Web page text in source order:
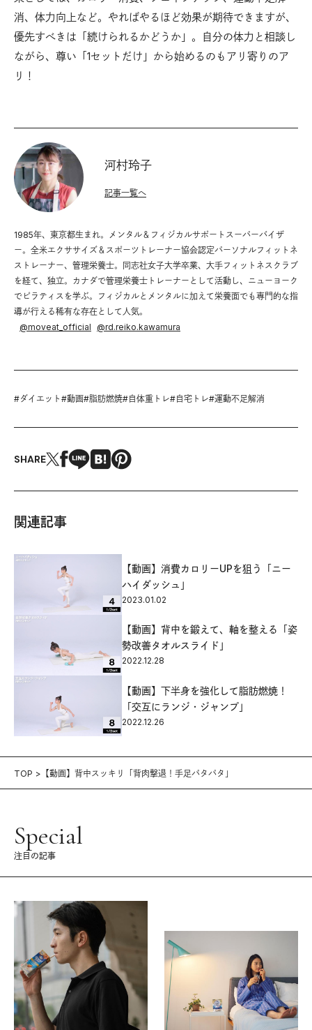
消、体力向上など。やればやるほど効果が期待できますが、
優先すべきは「続けられるかどうか」。自分の体力と相談し
ながら、尊い「1セットだけ」から始めるのもアリ寄りのア
リ！
河村玲子
1985年、東京都生まれ。メンタル＆フィジカルサポートスーパーバイザ
ー。全米エクササイズ＆スポーツトレーナー協会認定パーソナルフィットネ
ストレーナー、管理栄養士。同志社女子大学卒業、大手フィットネスクラブ
を経て、独立。カナダで管理栄養士トレーナーとして活動し、ニューヨーク
でピラティスを学ぶ。フィジカルとメンタルに加えて栄養面でも専門的な指
導が行える稀有な存在として人気。
@moveat_official @rd.reiko.kawamura
記事一覧へ
#ダイエット #動画#脂肪燃焼#自体重トレ#自宅トレ#運動不足解消
SHARE
関連記事
【動画】消費カロリーUPを狙う「ニー
ハイダッシュ」
2023.01.02
【動画】背中を鍛えて、軸を整える「姿
勢改善タオルスライド」
2022.12.28
【動画】下半身を強化して脂肪燃焼！
「交互にランジ・ジャンプ」
2022.12.26
TOP 【動画】背中スッキリ「背肉撃退！手足パタパタ」
Special
注目の記事